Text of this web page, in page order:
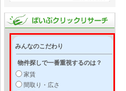
みんなのこだわり
物件探しで一番重視するのは？
家賃
間取り・広さ